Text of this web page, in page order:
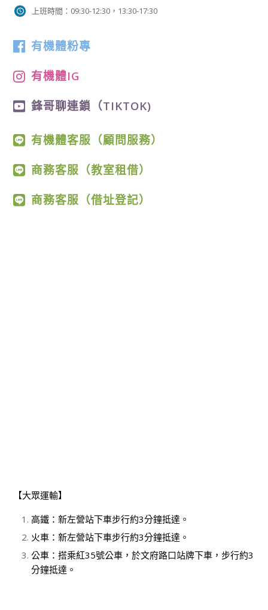
上班時間：09:30-12:30，13:30-17:30
有機體粉專
有機體IG
鋒哥聊連鎖（TIKTOK)
有機體客服（顧問服務）
商務客服（教室租借）
商務客服（借址登記）
【大眾運輸】
高鐵：新左營站下車步行約3分鐘抵達。
火車：新左營站下車步行約3分鐘抵達。
公車：搭乘紅35號公車，於文府路口站牌下車，步行約3
分鐘抵達。